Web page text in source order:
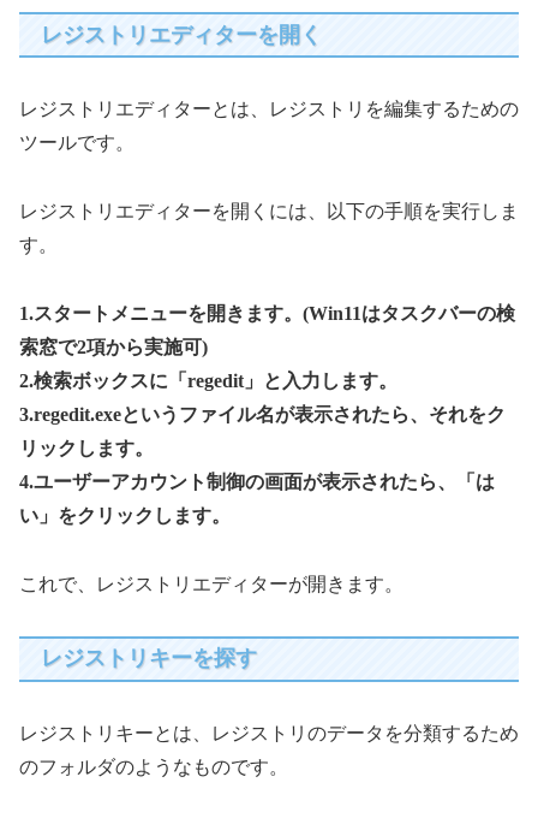
レジストリエディターを開く
レジストリエディターとは、レジストリを編集するための
ツールです。
レジストリエディターを開くには、以下の手順を実行しま
す。
1.スタートメニューを開きます。(Win11はタスクバーの検
索窓で2項から実施可)
2.検索ボックスに「regedit」と入力します。
3.regedit.exeというファイル名が表示されたら、それをク
リックします。
4.ユーザーアカウント制御の画面が表示されたら、「は
い」をクリックします。
これで、レジストリエディターが開きます。
レジストリキーを探す
レジストリキーとは、レジストリのデータを分類するため
のフォルダのようなものです。